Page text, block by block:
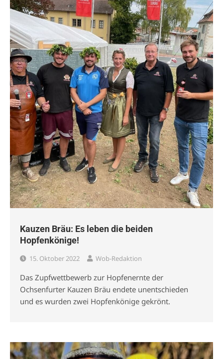
Kauzen Bräu: Es leben die beiden
Hopfenkönige!
15. Oktober 2022 Wob-Redaktion
Das Zupfwettbewerb zur Hopfenernte der
Ochsenfurter Kauzen Bräu endete unentschieden
und es wurden zwei Hopfenkönige gekrönt.